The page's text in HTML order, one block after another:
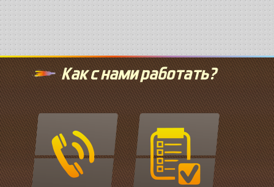
Как с нами работать?